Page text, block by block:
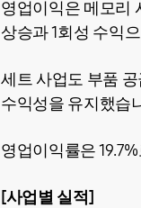
영업이익은 메모리
상승과 1회성 수익
세트 사업도 부품
수익성을 유지했습
영업이익률은
[사업별 실적]